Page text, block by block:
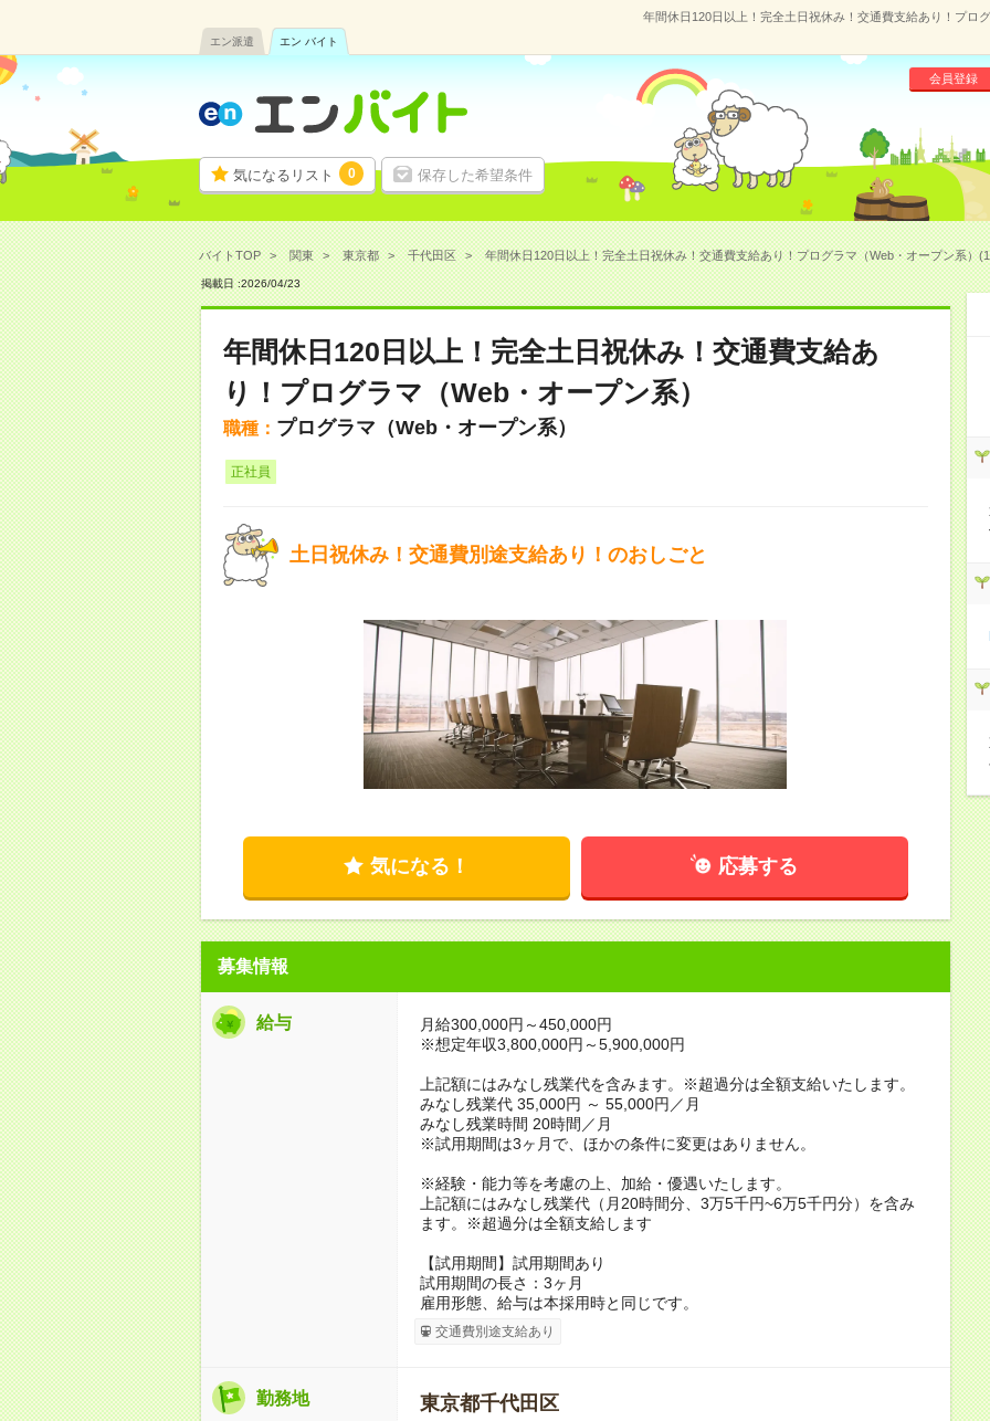
年間休日120日以上！完全土日祝休み！交通費支給あり！プロ
エン派遣 エン バイト
気になるリスト 0 保存した希望条件
会員登録
バイトTOP 関東 東京都 千代田区 年間休日120日以上！完全土日祝休み！交通費支給あり！プログラマ（Web・オープン系）
掲載日 :2026/04/23
年間休日120日以上！完全土日祝休み！交通費支給あ
り！プログラマ（Web・オープン系）
職種： プログラマ（Web・オープン系）
正社員
土日祝休み！交通費別途支給あり！のおしごと
気になる！ 応募する
募集情報
給与
月給300,000円～450,000円
※想定年収3,800,000円～5,900,000円
上記額にはみなし残業代を含みます。※超過分は全額支給いたします。
みなし残業代 35,000円 ～ 55,000円／月
みなし残業時間 20時間／月
※試用期間は3ヶ月で、ほかの条件に変更はありません。
※経験・能力等を考慮の上、加給・優遇いたします。
上記額にはみなし残業代（月20時間分、3万5千円~6万5千円分）を含み
ます。※超過分は全額支給します
【試用期間】試用期間あり
試用期間の長さ：3ヶ月
雇用形態、給与は本採用時と同じです。
交通費別途支給あり
勤務地 東京都千代田区